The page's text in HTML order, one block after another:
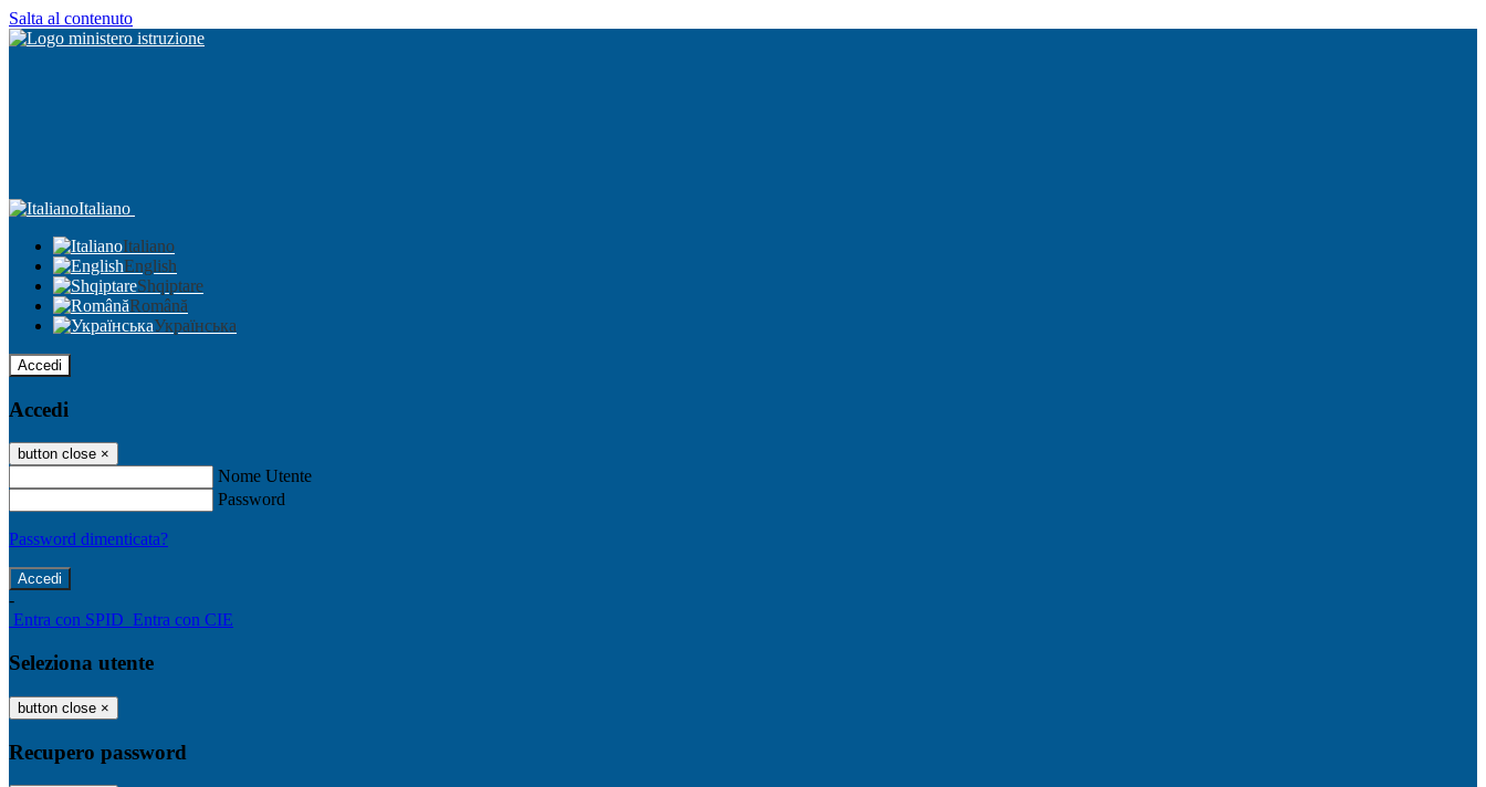
Salta al contenuto
Italiano
Italiano
English
Shqiptare
Română
Українська
Accedi
Accedi
button close ×
Nome Utente
Password
Password dimenticata?
-
Entra con SPID Entra con CIE
Seleziona utente
button close ×
Recupero password